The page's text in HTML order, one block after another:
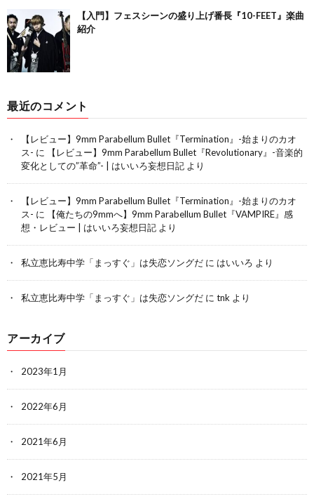
【入門】フェスシーンの盛り上げ番長『10-FEET』楽曲
紹介
最近のコメント
【レビュー】9mm Parabellum Bullet『Termination』-始まりのカオ
ス- に
【レビュー】9mm Parabellum Bullet『Revolutionary』-音楽的
変化としての”革命”- | はいいろ妄想日記 より
【レビュー】9mm Parabellum Bullet『Termination』-始まりのカオ
ス- に
【俺たちの9mmへ】9mm Parabellum Bullet『VAMPIRE』感
想・レビュー | はいいろ妄想日記 より
私立恵比寿中学「まっすぐ」は失恋ソングだ に はいいろ より
私立恵比寿中学「まっすぐ」は失恋ソングだ に tnk より
アーカイブ
2023年1月
2022年6月
2021年6月
2021年5月